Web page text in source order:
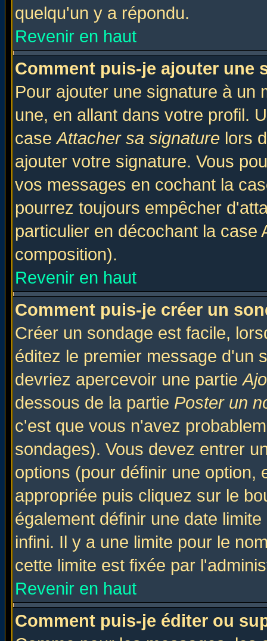
quelqu'un y a répondu.
Revenir en haut
Comment puis-je ajouter une
Pour ajouter une signature à un
une, en allant dans votre profil.
caseAttacher sa signature lors
ajouter votre signature. Vous
vos messages en cochant la
pourrez toujours empêcher
particulier en décochant la
composition).
Revenir en haut
Comment puis-je créer un
Créer un sondage est facile,
éditez le premier message d'un
devriez apercevoir une partie
dessous de la partie Poster un
c'est que vous n'avez
sondages). Vous devez entrer
options (pour définir une option,
appropriée puis cliquez sur le
également définir une date
infini. Il y a une limite pour le
cette limite est fixée par
Revenir en haut
Comment puis-je éditer ou